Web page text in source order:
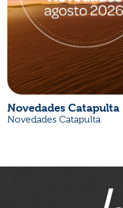
Novedades Catapulta
Novedades Catapulta